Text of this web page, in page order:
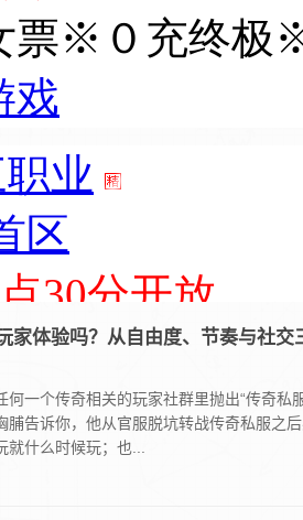
家体验吗？从自由度、节奏与社交
何一个传奇相关的玩家社群里抛出“传奇
脯告诉你，他从官服脱坑转战‌传奇私服‌之
就什么时候玩；也...